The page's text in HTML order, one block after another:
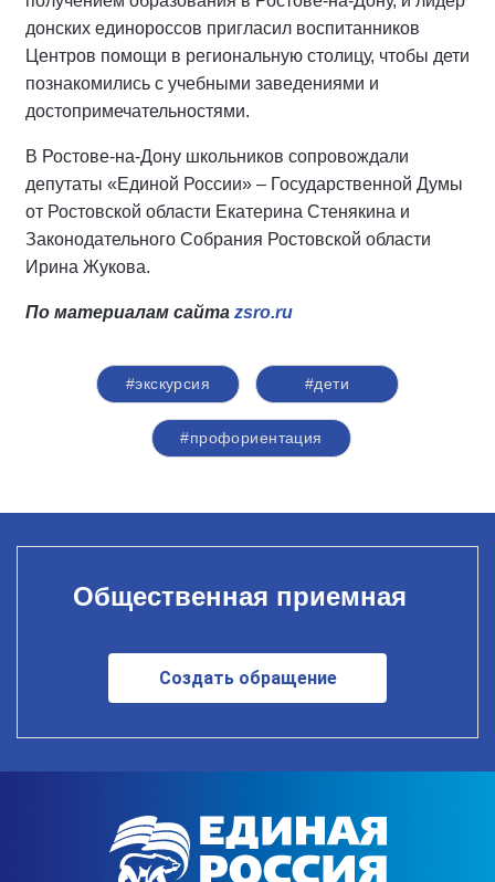
донских единороссов пригласил воспитанников
Центров помощи в региональную столицу, чтобы дети
познакомились с учебными заведениями и
достопримечательностями.
В Ростове-на-Дону школьников сопровождали
депутаты «Единой России» – Государственной Думы
от Ростовской области Екатерина Стенякина и
Законодательного Собрания Ростовской области
Ирина Жукова.
По материалам сайта zsro.ru
#экскурсия #дети
#профориентация
Общественная приемная
Создать обращение